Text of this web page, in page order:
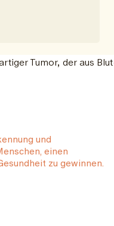
Tumor, der aus
und
einen
zu gewinnen.